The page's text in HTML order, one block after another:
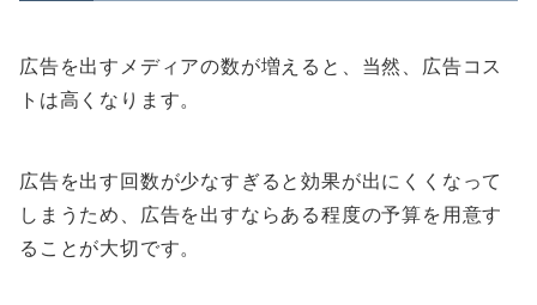
広告を出すメディアの数が増えると、当然、広告コス
トは高くなります。
広告を出す回数が少なすぎると効果が出にくくなって
しまうため、広告を出すならある程度の予算を用意す
ることが大切です。